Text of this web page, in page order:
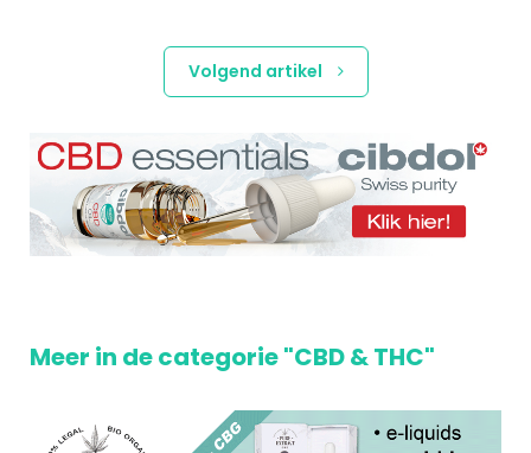
Volgend artikel
Meer in de categorie "CBD & THC"